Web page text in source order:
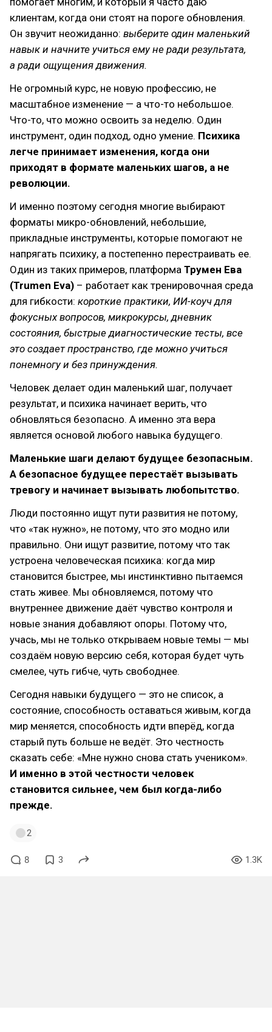
клиентам, когда они стоят на пороге обновления.
Он звучит неожиданно: выберите один маленький
навык и начните учиться ему не ради результата,
а ради ощущения движения.
Не огромный курс, не новую профессию, не
масштабное изменение — а что-то небольшое.
Что-то, что можно освоить за неделю. Один
инструмент, один подход, одно умение. Психика
легче принимает изменения, когда они
приходят в формате маленьких шагов, а не
революции.
И именно поэтому сегодня многие выбирают
форматы микро-обновлений, небольшие,
прикладные инструменты, которые помогают не
напрягать психику, а постепенно перестраивать ее.
Один из таких примеров, платформа Трумен Ева
(Trumen Eva) – работает как тренировочная среда
для гибкости: короткие практики, ИИ-коуч для
фокусных вопросов, микрокурсы, дневник
состояния, быстрые диагностические тесты, все
это создает пространство, где можно учиться
понемногу и без принуждения.
Человек делает один маленький шаг, получает
результат, и психика начинает верить, что
обновляться безопасно. А именно эта вера
является основой любого навыка будущего.
Маленькие шаги делают будущее безопасным.
А безопасное будущее перестаёт вызывать
тревогу и начинает вызывать любопытство.
Люди постоянно ищут пути развития не потому,
что «так нужно», не потому, что это модно или
правильно. Они ищут развитие, потому что так
устроена человеческая психика: когда мир
становится быстрее, мы инстинктивно пытаемся
стать живее. Мы обновляемся, потому что
внутреннее движение даёт чувство контроля и
новые знания добавляют опоры. Потому что,
учась, мы не только открываем новые темы — мы
создаём новую версию себя, которая будет чуть
смелее, чуть гибче, чуть свободнее.
Сегодня навыки будущего — это не список, а
состояние, способность оставаться живым, когда
мир меняется, способность идти вперёд, когда
старый путь больше не ведёт. Это честность
сказать себе: «Мне нужно снова стать учеником».
И именно в этой честности человек
становится сильнее, чем был когда-либо
прежде.
2
8 3 1.3K